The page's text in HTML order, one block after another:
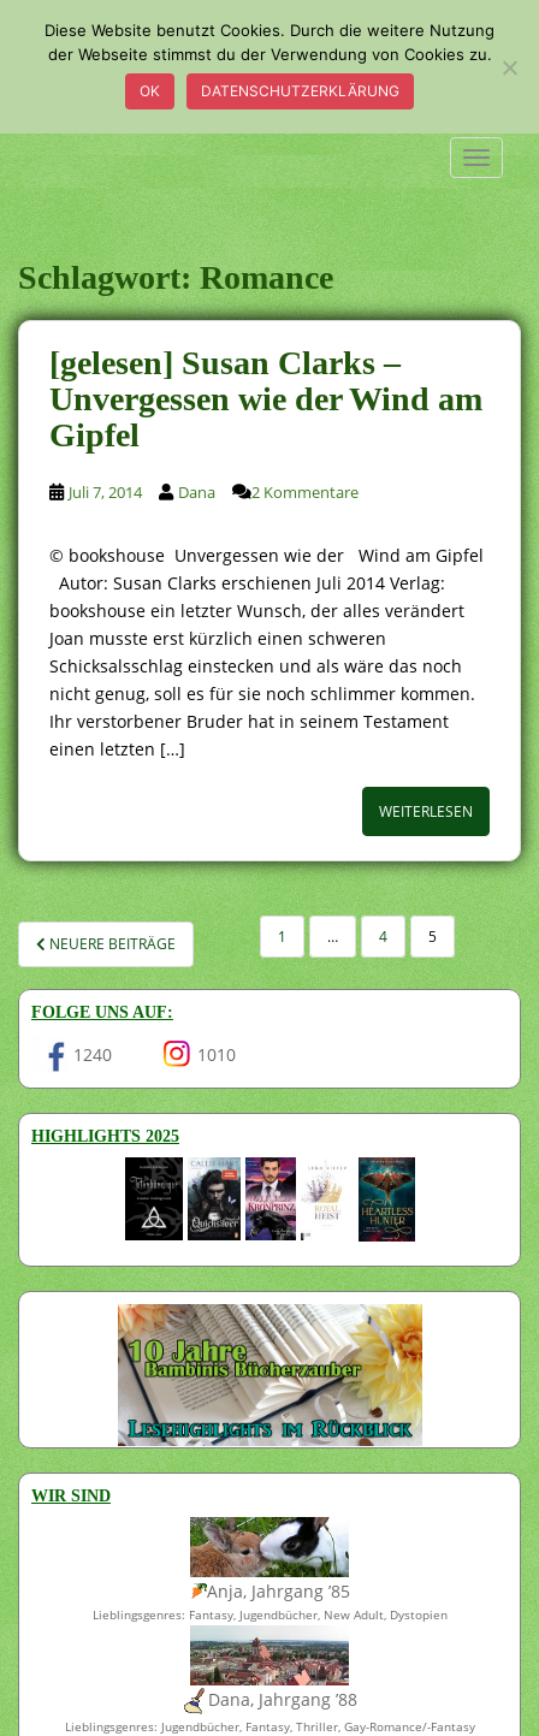
o
m
a
i
n
c
o
n
t
e
n
t
Schlagwort:Romance
[gelesen] Susan Clarks –
Unvergessen wie der Wind am
Gipfel
Juli 7, 2014 Dana 2 Kommentare
© bookshouse Unvergessen wie der Wind am Gipfel
Autor: Susan Clarks erschienen Juli 2014 Verlag:
bookshouse ein letzter Wunsch, der alles verändert
Joan musste erst kürzlich einen schweren
Schicksalsschlag einstecken und als wäre das noch
nicht genug, soll es für sie noch schlimmer kommen.
Ihr verstorbener Bruder hat in seinem Testament
einen letzten […]
WEITERLESEN
SEITENNUMMERIERUNG
DER
BEITRÄGE
NEUERE BEITRÄGE 1 … 4 5
FOLGE UNS AUF:
1240 1010
HIGHLIGHTS 2025
WIR SIND
Anja, Jahrgang ’85
Lieblingsgenres: Fantasy, Jugendbücher, New Adult, Dystopien
Dana, Jahrgang ’88
Lieblingsgenres: Jugendbücher, Fantasy, Thriller, Gay-Romance/-Fantasy
Diese Website benutzt Cookies. Durch die weitere Nutzung
der Webseite stimmst du der Verwendung von Cookies zu.
OK DATENSCHUTZERKLÄRUNG